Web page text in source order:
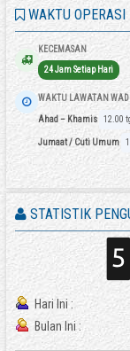
WAKTU OPERASI
KECEMASAN
24 Jam Setiap Hari
WAKTU LAWATAN WAD
Ahad – Khamis 12.00
Jumaat / Cuti Umum
STATISTIK
Hari Ini :
Bulan Ini :